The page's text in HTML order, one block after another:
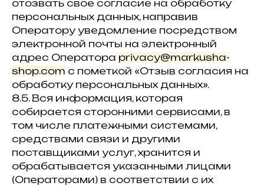
отозвать свое согласие на обработку
персональных данных, направив
Оператору уведомление посредством
электронной почты на электронный
адрес Оператора privacy@markusha-
shop.com с пометкой «Отзыв согласия на
обработку персональных данных».
8.5. Вся информация, которая
собирается сторонними сервисами, в
том числе платежными системами,
средствами связи и другими
поставщиками услуг, хранится и
обрабатывается указанными лицами
(Операторами) в соответствии с их